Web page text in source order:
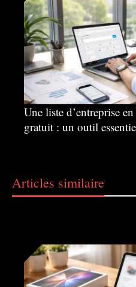
Une liste d’entreprise
gratuit : un outil
Articles similaire